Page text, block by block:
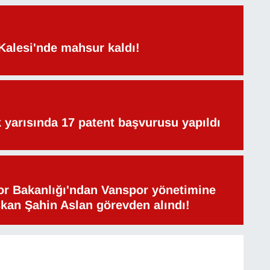
mahsur kaldı!
yarısında 17 patent başvurusu yapıldı
Bakanlığı'ndan Vanspor yönetimine
Şahin Aslan görevden alındı!